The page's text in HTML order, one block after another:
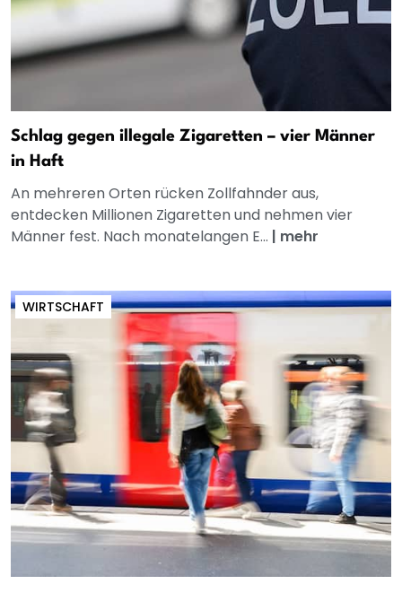
Schlag gegen illegale Zigaretten – vier Männer
in Haft
An mehreren Orten rücken Zollfahnder aus,
entdecken Millionen Zigaretten und nehmen vier
Männer fest. Nach monatelangen E... | mehr
WIRTSCHAFT